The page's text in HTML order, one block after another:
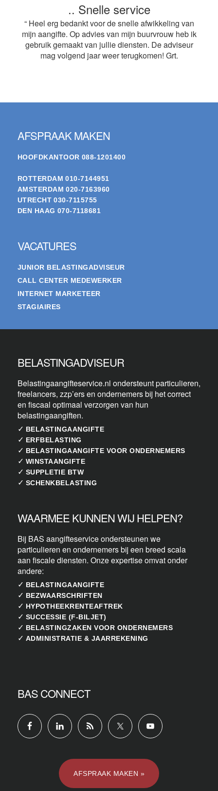
.. Snelle service
“ Heel erg bedankt voor de snelle afwikkeling van
mijn aangifte. Op advies van mijn buurvrouw heb ik
gebruik gemaakt van jullie diensten. De adviseur
mag volgend jaar weer terugkomen! Grt.
AFSPRAAK MAKEN
HOOFDKANTOOR 088-1201400
ROTTERDAM 010-7144951
AMSTERDAM 020-7163960
UTRECHT 030-7115755
DEN HAAG 070-7118681
VACATURES
JUNIOR BELASTINGADVISEUR
CALL CENTER MEDEWERKER
INTERNET MARKETEER
STAGIAIRES
BELASTINGADVISEUR
Belastingaangifteservice.nl ondersteunt particulieren,
freelancers, zzp’ers en ondernemers bij het correct
en fiscaal optimaal verzorgen van hun
belastingaangiften.
✓ BELASTINGAANGIFTE
✓ ERFBELASTING
✓ BELASTINGAANGIFTE VOOR ONDERNEMERS
✓ WINSTAANGIFTE
✓ SUPPLETIE BTW
✓ SCHENKBELASTING
WAARMEE KUNNEN WIJ HELPEN?
Bij BAS aangifteservice ondersteunen we
particulieren en ondernemers bij een breed scala
aan fiscale diensten. Onze expertise omvat onder
andere:
✓ BELASTINGAANGIFTE
✓ BEZWAARSCHRIFTEN
✓ HYPOTHEEKRENTEAFTREK
✓ SUCCESSIE (F-BILJET)
✓ BELASTINGZAKEN VOOR ONDERNEMERS
✓ ADMINISTRATIE & JAARREKENING
BAS CONNECT
AFSPRAAK MAKEN »